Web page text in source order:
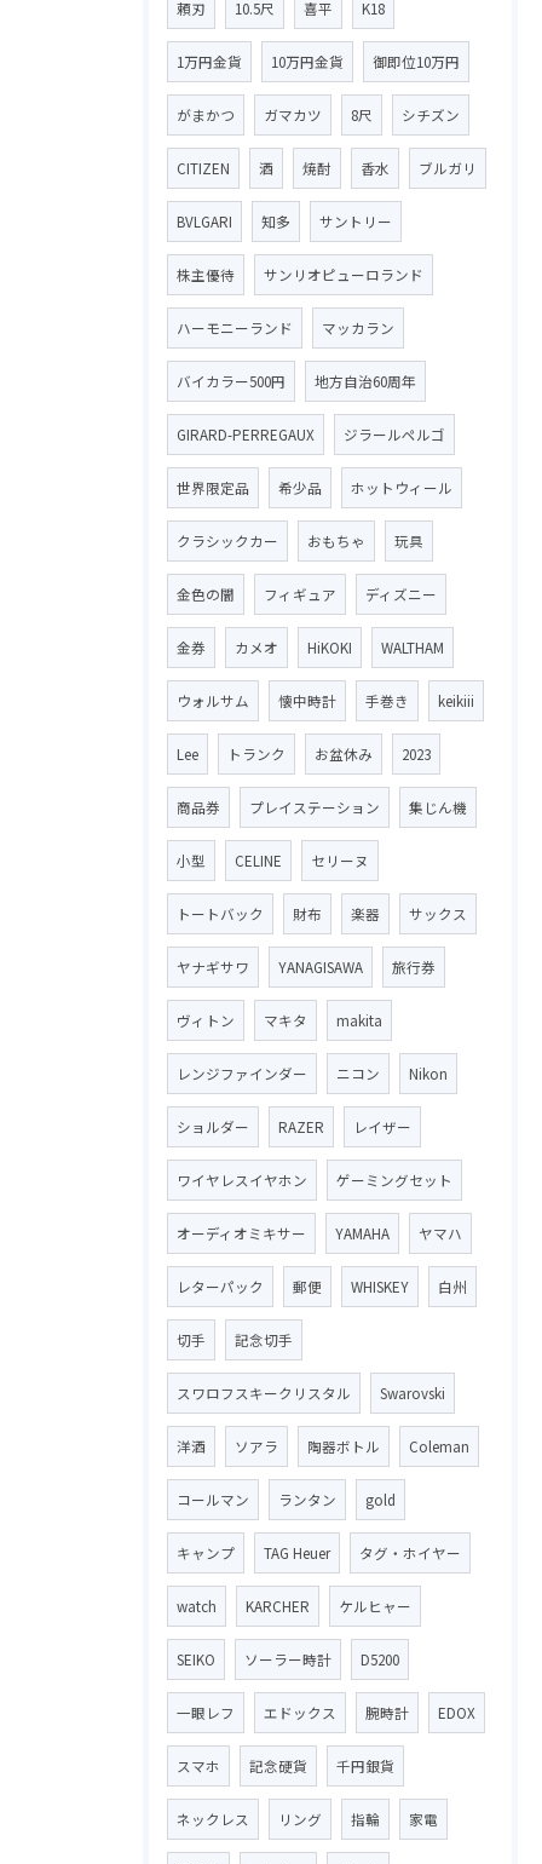
頼刃 10.5尺 喜平 K18
1万円金貨 10万円金貨 御即位10万円
がまかつ ガマカツ 8尺 シチズン
CITIZEN 酒 焼酎 香水 ブルガリ
BVLGARI 知多 サントリー
株主優待 サンリオピューロランド
ハーモニーランド マッカラン
バイカラー500円 地方自治60周年
GIRARD-PERREGAUX ジラールペルゴ
世界限定品 希少品 ホットウィール
クラシックカー おもちゃ 玩具
金色の闇 フィギュア ディズニー
金券 カメオ HiKOKI WALTHAM
ウォルサム 懐中時計 手巻き keikiii
Lee トランク お盆休み 2023
商品券 プレイステーション 集じん機
小型 CELINE セリーヌ
トートバック 財布 楽器 サックス
ヤナギサワ YANAGISAWA 旅行券
ヴィトン マキタ makita
レンジファインダー ニコン Nikon
ショルダー RAZER レイザー
ワイヤレスイヤホン ゲーミングセット
オーディオミキサー YAMAHA ヤマハ
レターパック 郵便 WHISKEY 白州
切手 記念切手
スワロフスキークリスタル Swarovski
洋酒 ソアラ 陶器ボトル Coleman
コールマン ランタン gold
キャンプ TAG Heuer タグ・ホイヤー
watch KARCHER ケルヒャー
SEIKO ソーラー時計 D5200
一眼レフ エドックス 腕時計 EDOX
スマホ 記念硬貨 千円銀貨
ネックレス リング 指輪 家電